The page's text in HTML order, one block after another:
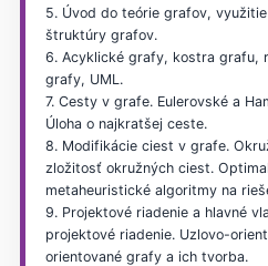
5. Úvod do teórie grafov,
štruktúry grafov.
6. Acyklické grafy, kostra grafu,
grafy, UML.
7. Cesty v grafe. Eulerovské a
Úloha o najkratšej ceste.
8. Modifikácie ciest v grafe.
zložitosť okružných ciest.
metaheuristické algoritmy na
9. Projektové riadenie a hlavné
projektové riadenie. Uzlovo-
orientované grafy a ich tvorba.